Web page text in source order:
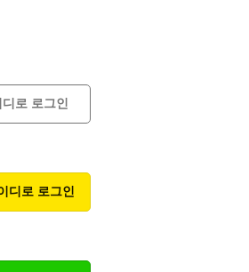
로 로그인
디로 로그인